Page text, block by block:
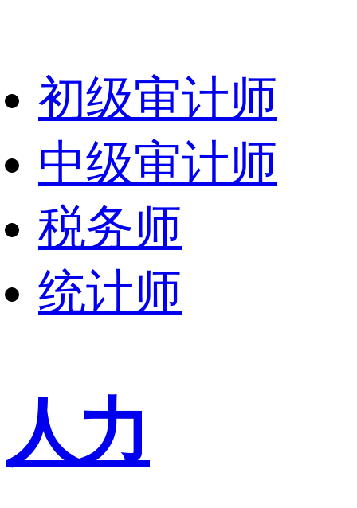
初级审计师
中级审计师
税务师
统计师
人力